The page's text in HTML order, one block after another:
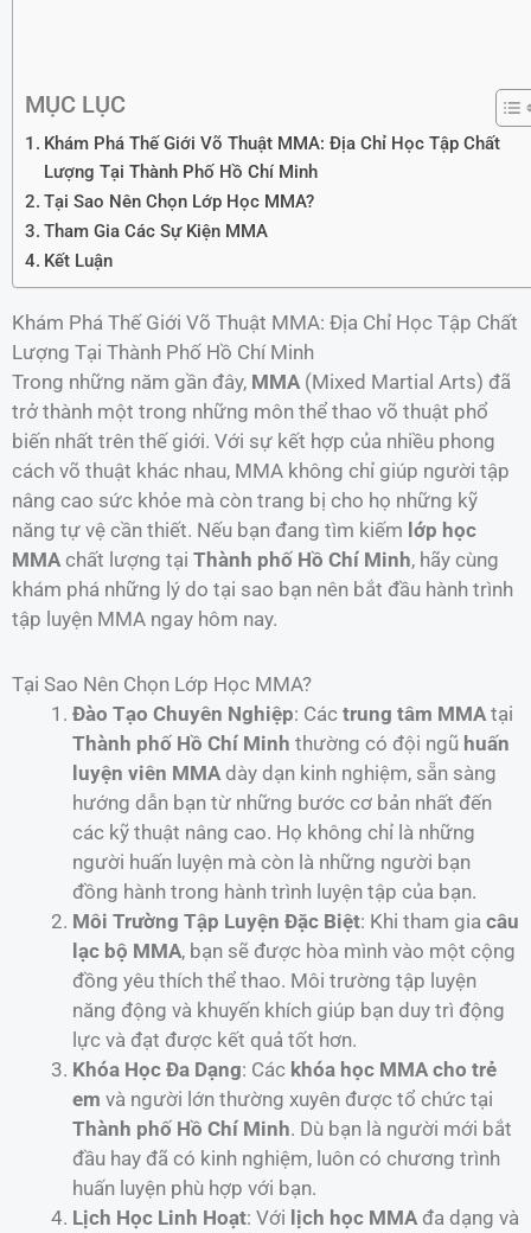
MỤC LỤC
Khám Phá Thế Giới Võ Thuật MMA: Địa Chỉ Học Tập Chất
Lượng Tại Thành Phố Hồ Chí Minh
Tại Sao Nên Chọn Lớp Học MMA?
Tham Gia Các Sự Kiện MMA
Kết Luận
Khám Phá Thế Giới Võ Thuật MMA: Địa Chỉ Học Tập Chất
Lượng Tại Thành Phố Hồ Chí Minh
Trong những năm gần đây, MMA (Mixed Martial Arts) đã
trở thành một trong những môn thể thao võ thuật phổ
biến nhất trên thế giới. Với sự kết hợp của nhiều phong
cách võ thuật khác nhau, MMA không chỉ giúp người tập
nâng cao sức khỏe mà còn trang bị cho họ những kỹ
năng tự vệ cần thiết. Nếu bạn đang tìm kiếm lớp học
MMA chất lượng tại Thành phố Hồ Chí Minh, hãy cùng
khám phá những lý do tại sao bạn nên bắt đầu hành trình
tập luyện MMA ngay hôm nay.
Tại Sao Nên Chọn Lớp Học MMA?
Đào Tạo Chuyên Nghiệp: Các trung tâm MMA tại
Thành phố Hồ Chí Minh thường có đội ngũ huấn
luyện viên MMA dày dạn kinh nghiệm, sẵn sàng
hướng dẫn bạn từ những bước cơ bản nhất đến
các kỹ thuật nâng cao. Họ không chỉ là những
người huấn luyện mà còn là những người bạn
đồng hành trong hành trình luyện tập của bạn.
Môi Trường Tập Luyện Đặc Biệt: Khi tham gia câu
lạc bộ MMA, bạn sẽ được hòa mình vào một cộng
đồng yêu thích thể thao. Môi trường tập luyện
năng động và khuyến khích giúp bạn duy trì động
lực và đạt được kết quả tốt hơn.
Khóa Học Đa Dạng: Các khóa học MMA cho trẻ
em và người lớn thường xuyên được tổ chức tại
Thành phố Hồ Chí Minh. Dù bạn là người mới bắt
đầu hay đã có kinh nghiệm, luôn có chương trình
huấn luyện phù hợp với bạn.
Lịch Học Linh Hoạt: Với lịch học MMA đa dạng và